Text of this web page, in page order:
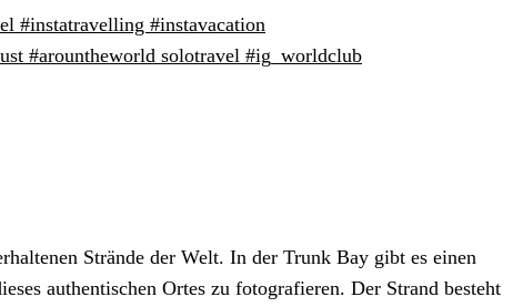
#instatravelling #instavacation
#arountheworld solotravel #ig_worldclub
Strände der Welt. In der Trunk Bay gibt es einen
authentischen Ortes zu fotografieren. Der Strand besteht